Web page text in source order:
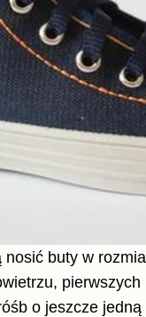
buty w
o jeszcze